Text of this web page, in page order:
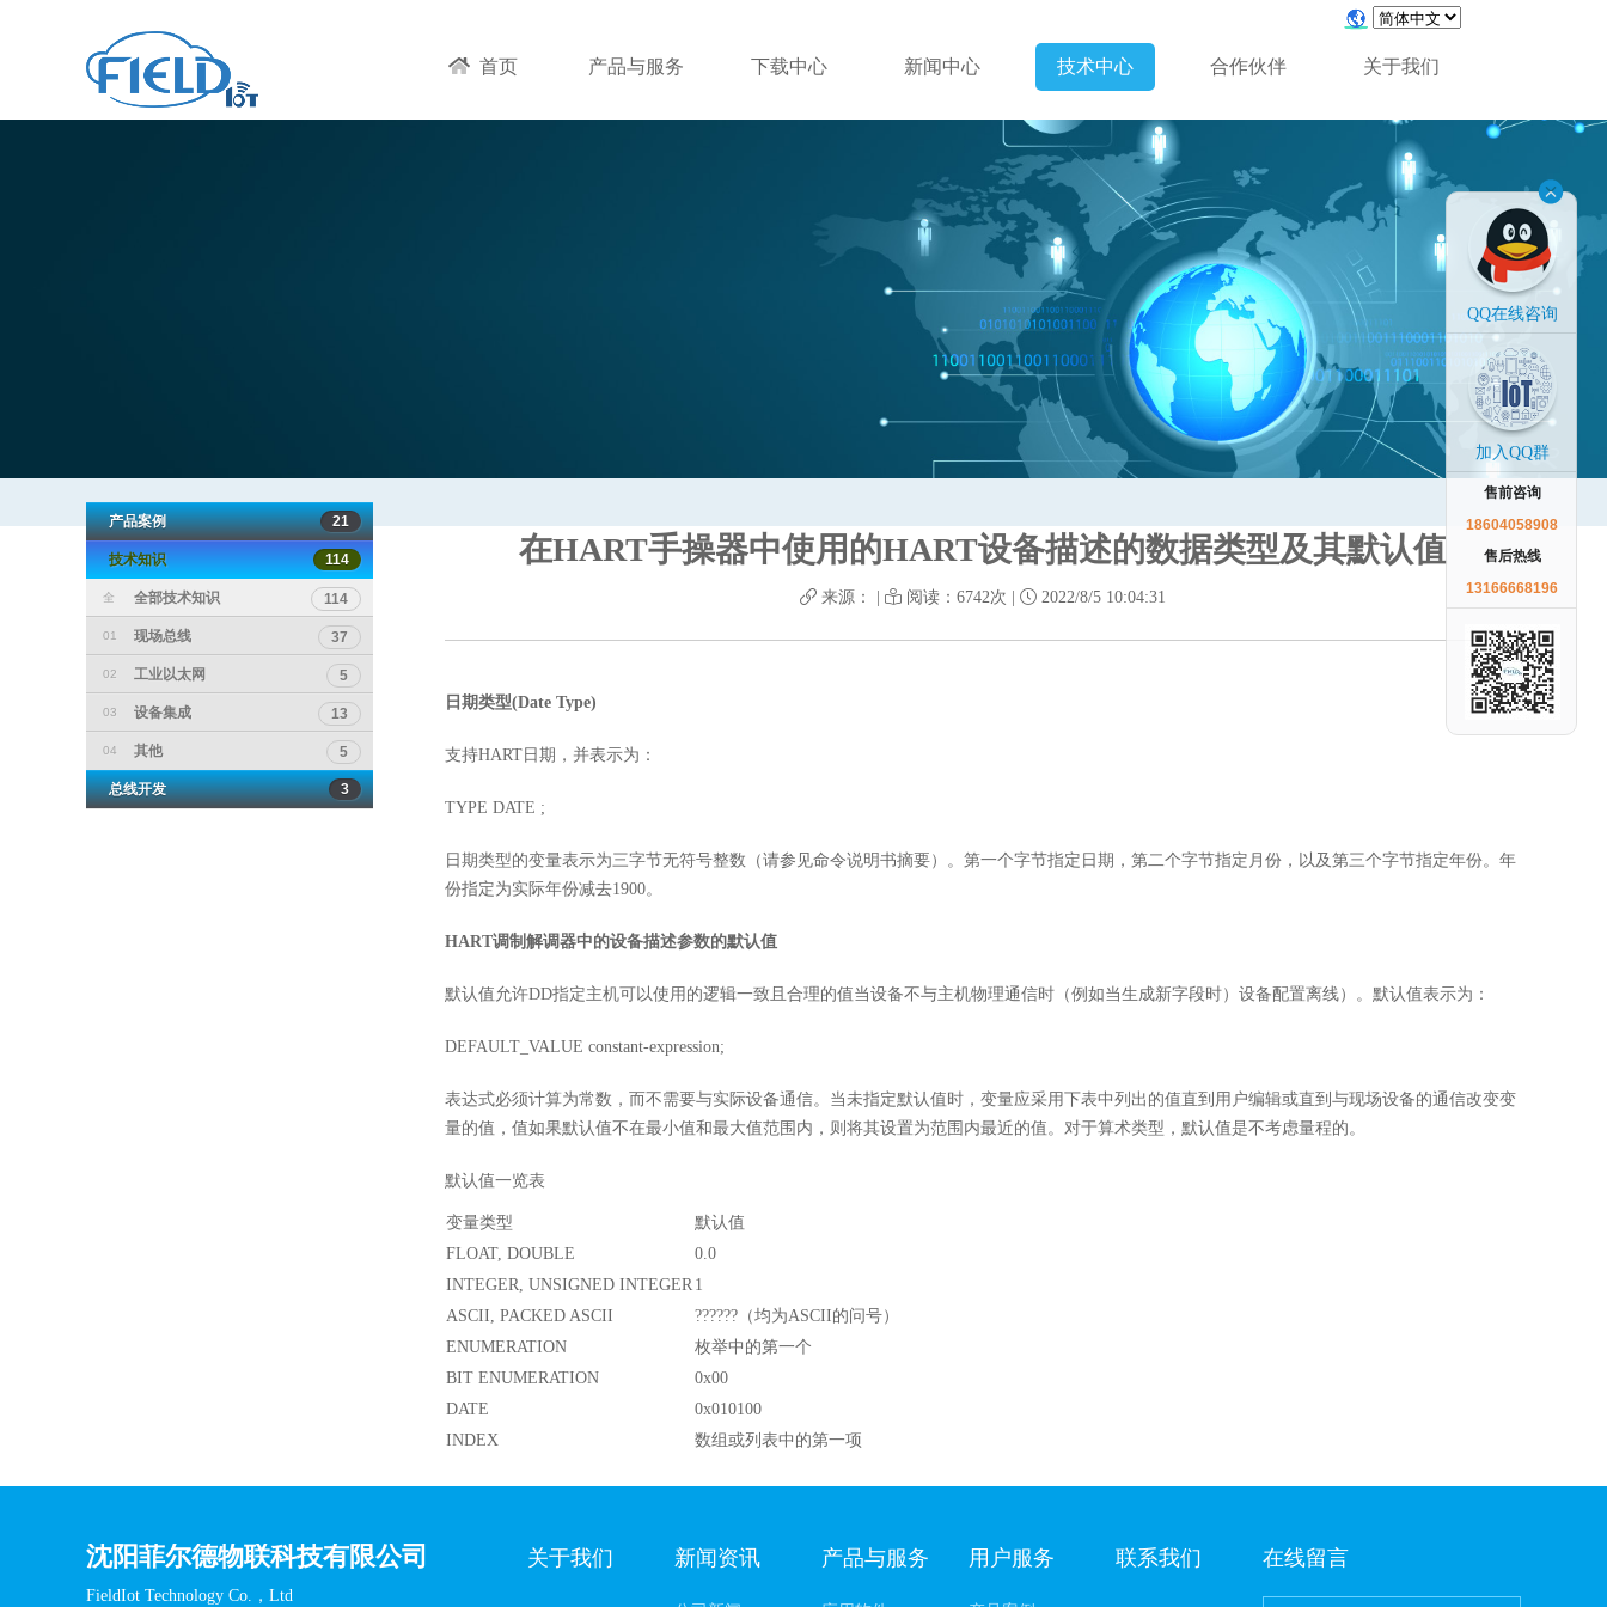
QQ在线咨询
加入QQ群
售前咨询
18604058908
售后热线
13166668196
首页 产品与服务 下载中心 新闻中心 技术中心 合作伙伴 关于我们
产品案例 21
技术知识 114
全 全部技术知识 114
01 现场总线 37
02 工业以太网 5
03 设备集成 13
04 其他 5
总线开发 3
在HART手操器中使用的HART设备描述的数据类型及其默认值
来源： | 阅读：6742次 | 2022/8/5 10:04:31
日期类型(Date Type)
支持HART日期，并表示为：
TYPE DATE ;
日期类型的变量表示为三字节无符号整数（请参见命令说明书摘要）。第一个字节指定日期，第二个字节指定月份，以及第三个字节指定年份。年
份指定为实际年份减去1900。
HART调制解调器中的设备描述参数的默认值
默认值允许DD指定主机可以使用的逻辑一致且合理的值当设备不与主机物理通信时（例如当生成新字段时）设备配置离线）。默认值表示为：
DEFAULT_VALUE constant-expression;
表达式必须计算为常数，而不需要与实际设备通信。当未指定默认值时，变量应采用下表中列出的值直到用户编辑或直到与现场设备的通信改变变
量的值，值如果默认值不在最小值和最大值范围内，则将其设置为范围内最近的值。对于算术类型，默认值是不考虑量程的。
默认值一览表
变量类型
默认值
FLOAT, DOUBLE
0.0
INTEGER, UNSIGNED INTEGER 1
ASCII, PACKED ASCII
??????（均为ASCII的问号）
ENUMERATION
枚举中的第一个
BIT ENUMERATION
0x00
DATE
0x010100
INDEX
数组或列表中的第一项
沈阳菲尔德物联科技有限公司
FieldIot Technology Co.，Ltd
在线留言
关于我们 新闻资讯 产品与服务 用户服务 联系我们